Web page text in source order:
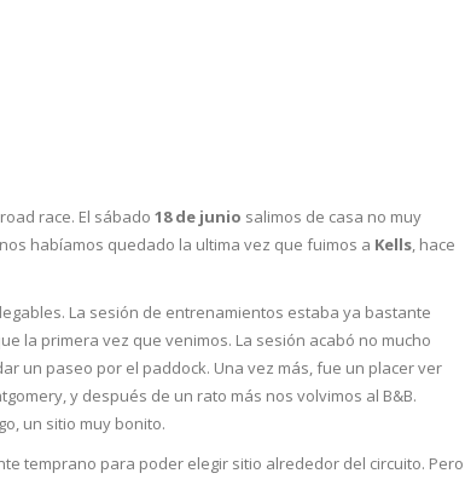
race. El sábado 18 de junio salimos de casa no muy
habíamos quedado la ultima vez que fuimos a Kells, hace
La sesión de entrenamientos estaba ya bastante
la primera vez que venimos. La sesión acabó no mucho
un paseo por el paddock. Una vez más, fue un placer ver
y después de un rato más nos volvimos al B&B.
un sitio muy bonito.
temprano para poder elegir sitio alrededor del circuito. Pero